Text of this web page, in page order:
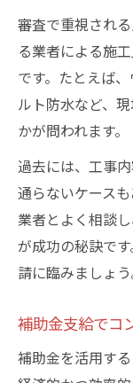
審査で重視され
る業者による施
です。たとえば
ルト防水など、
かが問われます。
過去には、工事
通らないケース
業者とよく相談
が成功の秘訣で
請に臨みましょう
補助金支給でコ
補助金を活用す